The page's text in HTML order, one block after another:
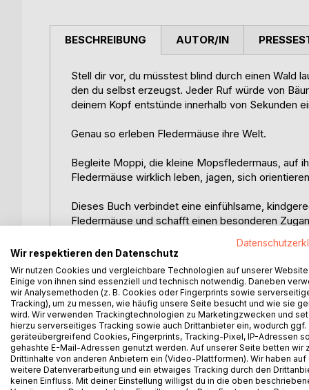
BESCHREIBUNG
Stell dir vor, du müsstest blind durch einen Wald
den du selbst erzeugst. Jeder Ruf würde von
deinem Kopf entstünde innerhalb von Sekunden
Genau so erleben Fledermäuse ihre Welt.
Begleite Moppi, die kleine Mopsfledermaus, auf
Fledermäuse wirklich leben, jagen, sich
Dieses Buch verbindet eine einfühlsame,
Fledermäuse und schafft einen besonderen
Die Geschichte eignet sich ideal zum Vorlesen
Verhalten, Lebensräume, Nahrung und
Ergänzt wird die Geschichte durch
spannende Fakten, die helfen, Fledermäuse
Ein besonderer Schwerpunkt liegt auf dem
Fledermausdetektors werden ihre Rufe hörbar
sodass erste Unterschiede zwischen Arten
AUTOR/IN
Wir respektieren den Datenschutz
Wir nutzen Cookies und vergleichbare Technologien auf unserer Website.
Einige von ihnen sind essenziell und technisch notwendig. Daneben
wir Analysemethoden (z. B. Cookies oder Fingerprints sowie
Tracking), um zu messen, wie häufig unsere Seite besucht und wie sie
wird. Wir verwenden Trackingtechnologien zu Marketingzwecken und
hierzu serverseitiges Tracking sowie auch Drittanbieter ein, wodurch ggf.
geräteübergreifend Cookies, Fingerprints, Tracking-Pixel, IP-Adressen
gehashte E-Mail-Adressen genutzt werden. Auf unserer Seite betten wir
Drittinhalte von anderen Anbietern ein (Video-Plattformen). Wir haben auf
weitere Datenverarbeitung und ein etwaiges Tracking durch den
keinen Einfluss. Mit deiner Einstellung willigst du in die oben